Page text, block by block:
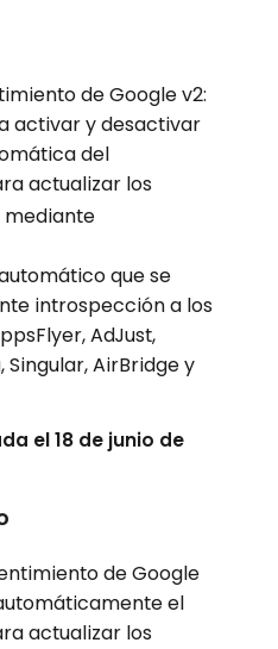
de Google v2:
activar y desactivar
del
actualizar los
que se
introspección a los
AdJust,
Singular, AirBridge y
el 18 de junio de
de Google
el
actualizar los